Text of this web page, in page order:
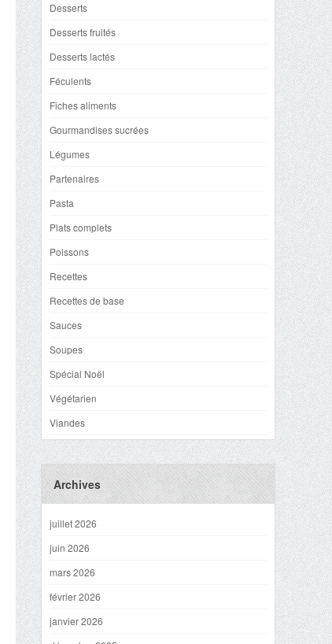
Desserts
Desserts fruités
Desserts lactés
Féculents
Fiches aliments
Gourmandises sucrées
Légumes
Partenaires
Pasta
Plats complets
Poissons
Recettes
Recettes de base
Sauces
Soupes
Spécial Noël
Végétarien
Viandes
Archives
juillet 2026
juin 2026
mars 2026
février 2026
janvier 2026